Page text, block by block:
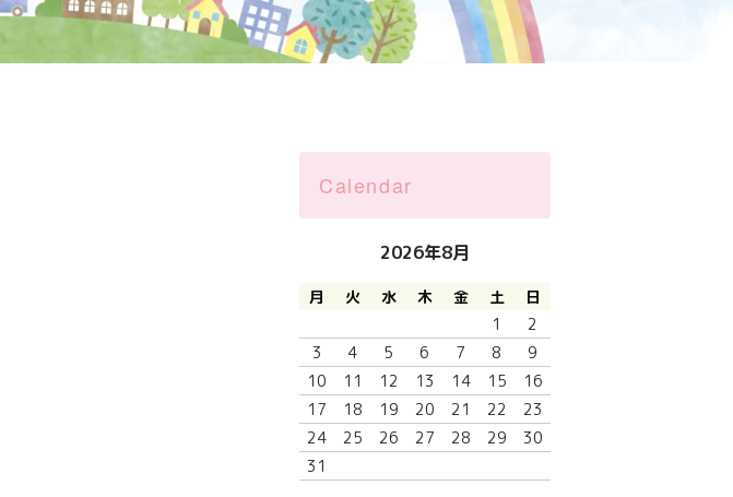
Calendar
2026年8月
月 火 水 木 金 土
日
1
2
3
4 5 6 7 8
9
10
11 12 13 14 15
16
17
18 19 20 21 22
23
24
25 26 27 28 29
30
31